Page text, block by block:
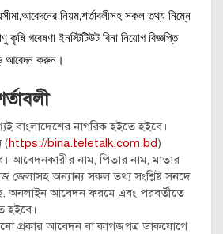
নিয়ম,শর্তাবলীসহ সকল তথ্য নিম্নে
কৃষি গবেষণা ইনস্টিটিউট বিনা নিয়োগ বিজ্ঞপ্তি
আবেদন করুন।
বাংলাদেশের নাগরিক হইতে হইবে।
(https://bina.teletalk.com.bd)
আবেদনকারীর নাম, পিতার নাম, মাতার
জেলাসহ অন্যান্য সকল তথ্য সংশ্লিষ্ট সনদে
অনলাইন আবেদন ফরমে এবং পরবর্তীতে
হইবে।
প্রকার আবেদন বা কাগজপত্র ডাকযোগে